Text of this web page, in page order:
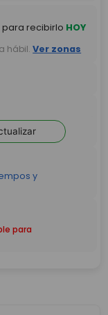
para recibirlo HOY
hábil. Ver zonas
para